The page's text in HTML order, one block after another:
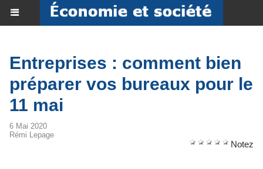
Entreprises : comment bien
préparer vos bureaux pour le
11 mai
6 Mai 2020
Rémi Lepage
Notez